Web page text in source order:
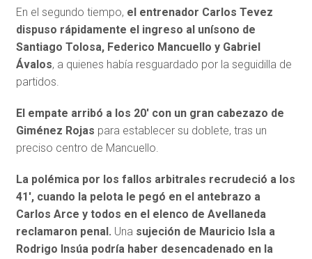
En el segundo tiempo, el entrenador Carlos Tevez
dispuso rápidamente el ingreso al unísono de
Santiago Tolosa, Federico Mancuello y Gabriel
Ávalos, a quienes había resguardado por la seguidilla de
partidos.
El empate arribó a los 20′ con un gran cabezazo de
Giménez Rojas para establecer su doblete, tras un
preciso centro de Mancuello.
La polémica por los fallos arbitrales recrudeció a los
41′, cuando la pelota le pegó en el antebrazo a
Carlos Arce y todos en el elenco de Avellaneda
reclamaron penal. Una sujeción de Mauricio Isla a
Rodrigo Insúa podría haber desencadenado en la